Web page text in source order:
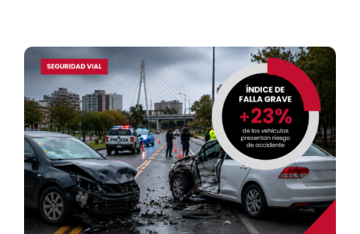
View
Larger
Image